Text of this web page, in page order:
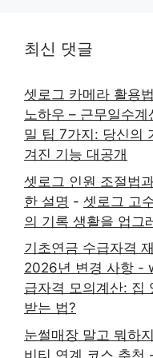
최신 댓글
셋로그 카메라 활용
노하우 – 근무일수계
밀 팁 7가지: 당신의
겨진 기능 대공개
셋로그 인원 조절법
한 설명 - 셋로그 고
의 기록 생활을 업그
기초연금 수급자격
2026년 변경 사항 -
급자격 모의계산: 집
받는 법?
눈썰매장 말고 뭐하
비티 연계 코스 추천